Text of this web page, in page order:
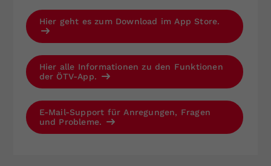
Hier geht es zum Download im App Store.
Hier alle Informationen zu den Funktionen
der ÖTV-App.
E-Mail-Support für Anregungen, Fragen
und Probleme.